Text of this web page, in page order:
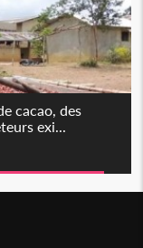
cacao, des
exi...